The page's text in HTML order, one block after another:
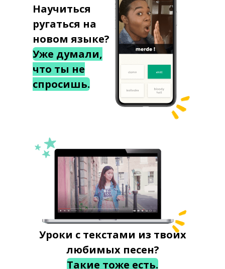
Научиться
ругаться на
новом языке?
Уже думали,
что ты не
спросишь.
Уроки с текстами из твоих
любимых песен?
Такие тоже есть.